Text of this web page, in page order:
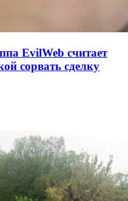
EvilWeb считает
сорвать сделку